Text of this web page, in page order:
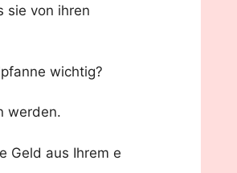
sie von ihren
wichtig?
werden.
Geld aus Ihrem e